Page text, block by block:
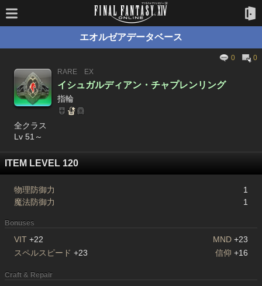
エオルゼアデータベース
0
0
RARE
EX
イシュガルディアン・チャプレンリング
指輪
全クラス
Lv 51～
ITEM LEVEL 120
物理防御力
1
魔法防御力
1
Bonuses
VIT +22 MND +23
スペルスピード +23 信仰 +16
Craft & Repair